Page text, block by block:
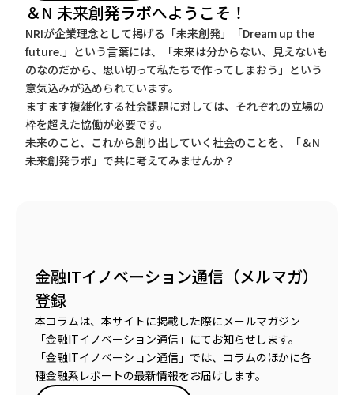
＆N 未来創発ラボへようこそ！
NRIが企業理念として掲げる「未来創発」「Dream up the
future.」という言葉には、「未来は分からない、見えないも
のなのだから、思い切って私たちで作ってしまおう」という
意気込みが込められています。
ますます複雑化する社会課題に対しては、それぞれの立場の
枠を超えた協働が必要です。
未来のこと、これから創り出していく社会のことを、「＆N
未来創発ラボ」で共に考えてみませんか？
金融ITイノベーション通信（メルマガ）
登録
本コラムは、本サイトに掲載した際にメールマガジン
「金融ITイノベーション通信」にてお知らせします。
「金融ITイノベーション通信」では、コラムのほかに各
種金融系レポートの最新情報をお届けします。